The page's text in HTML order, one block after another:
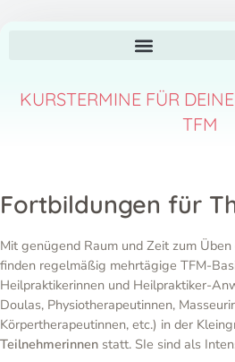
KURSTERMINE FÜR
TFM
Fortbildungen für
Mit genügend Raum und Zeit zum
finden regelmäßig mehrtägige TFM-
Heilpraktikerinnen und Heilpraktiker-
Doulas, Physiotherapeutinnen,
Körpertherapeutinnen, etc.) in der
Teilnehmerinnen statt. SIe sind als